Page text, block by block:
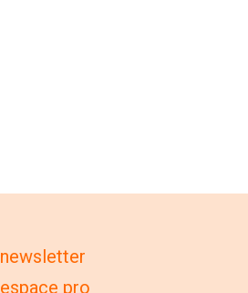
newsletter
espace pro